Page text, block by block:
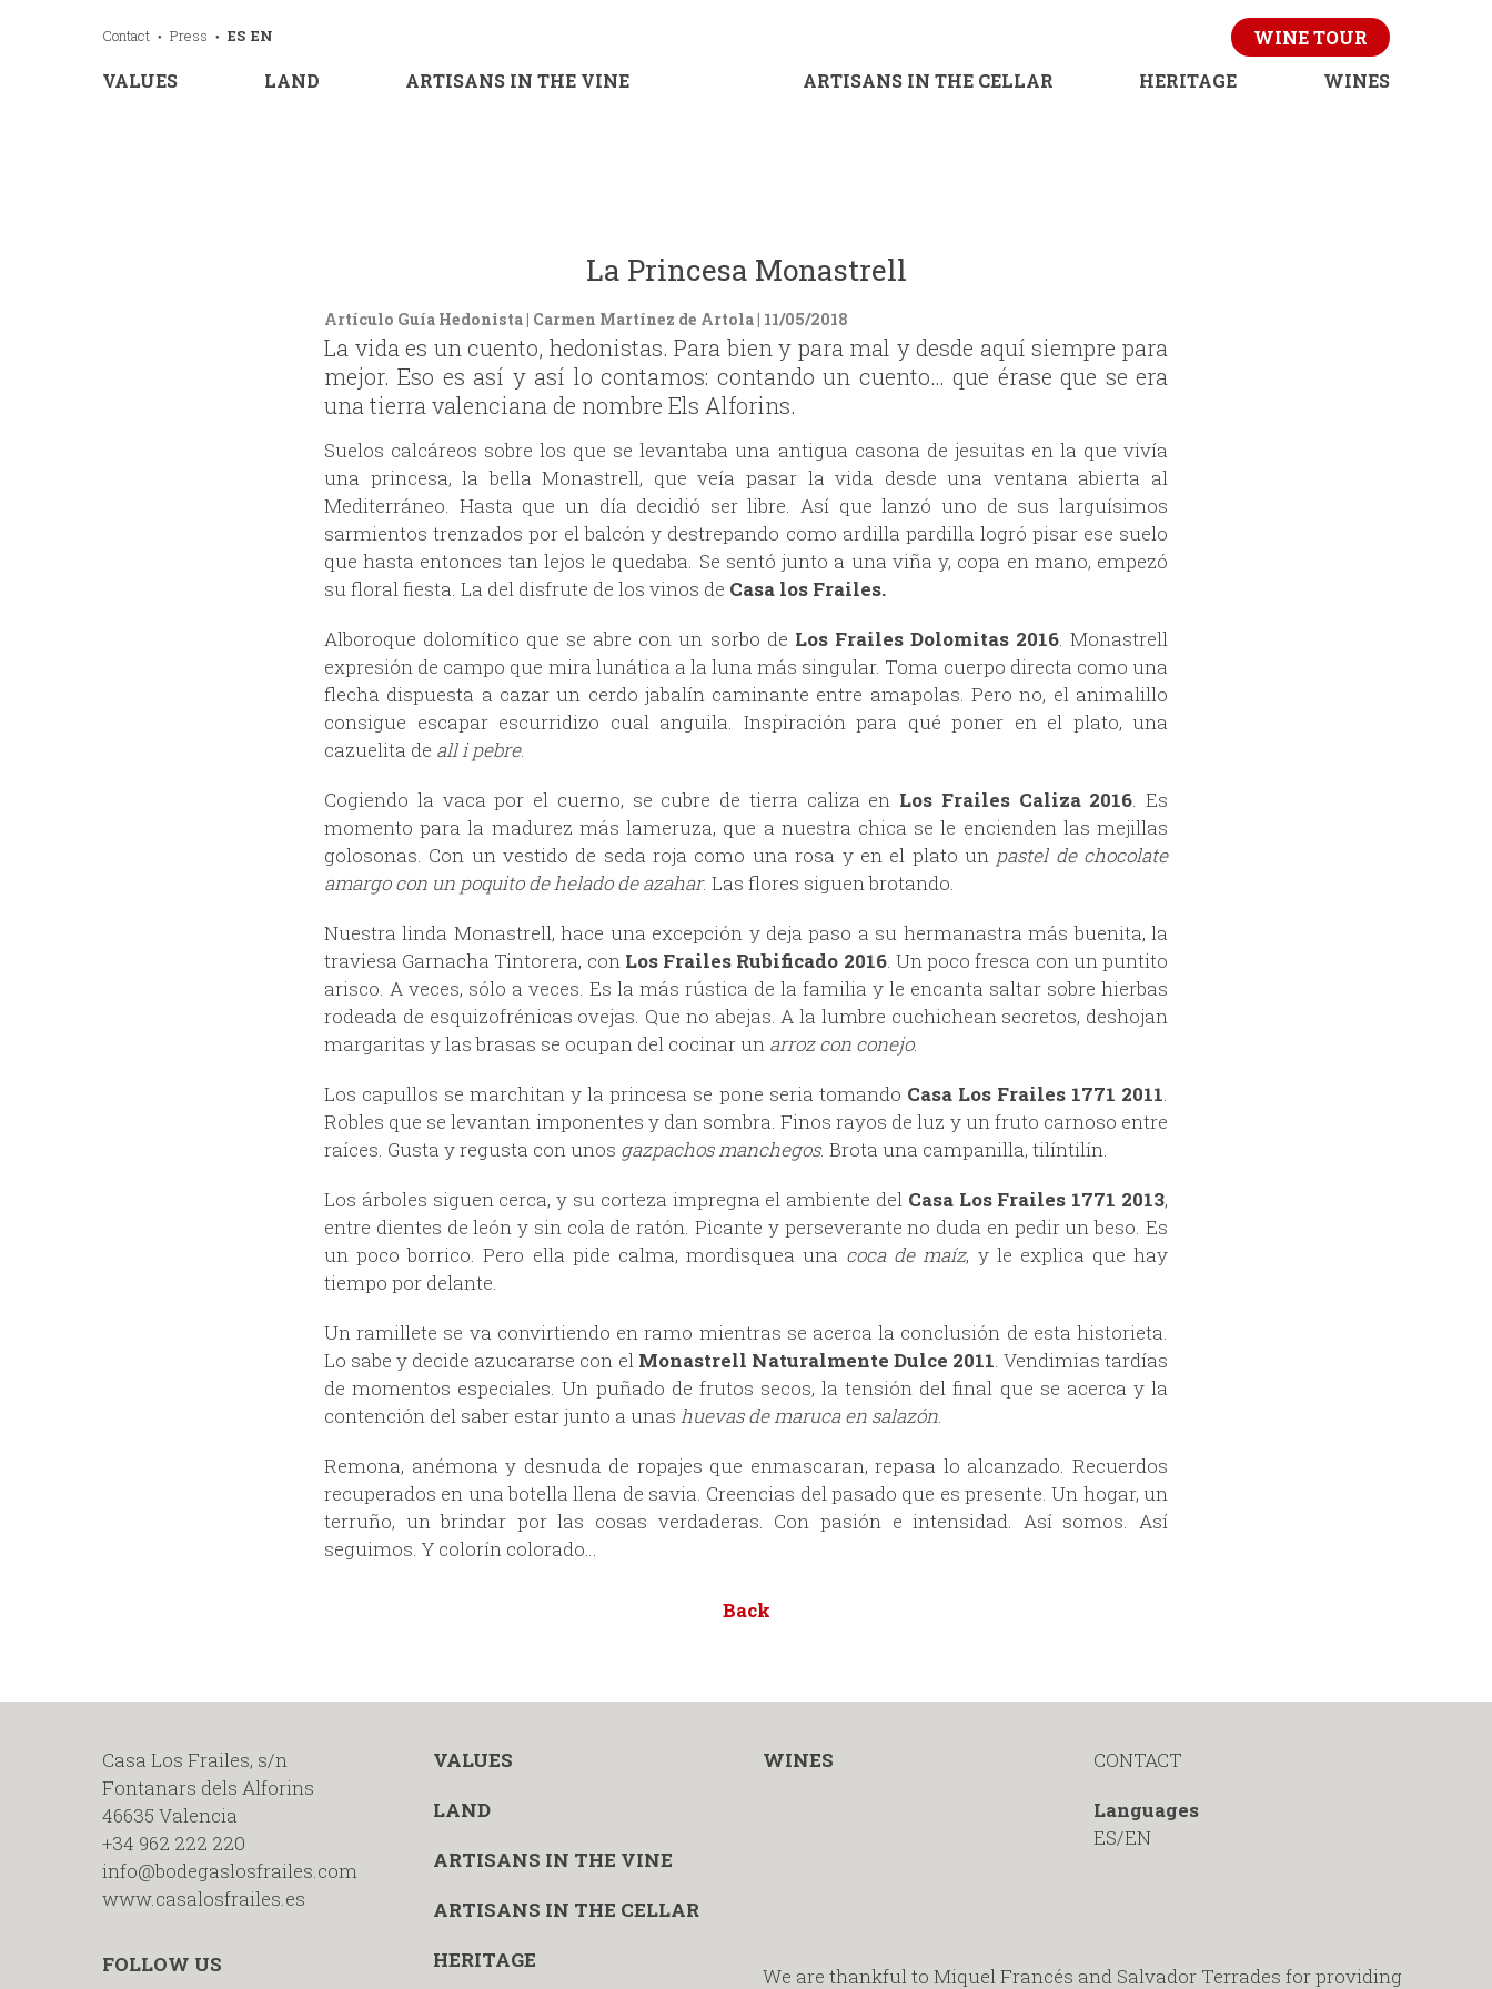
WINE TOUR
Contact Press ES EN
VALUES LAND ARTISANS IN THE VINE ARTISANS IN THE CELLAR HERITAGE WINES
La Princesa Monastrell
Artículo Guía Hedonista | Carmen Martínez de Artola | 11/05/2018
La vida es un cuento, hedonistas. Para bien y para mal y desde aquí siempre para
mejor. Eso es así y así lo contamos: contando un cuento… que érase que se era
una tierra valenciana de nombre Els Alforins.
Suelos calcáreos sobre los que se levantaba una antigua casona de jesuitas en la que vivía
una princesa, la bella Monastrell, que veía pasar la vida desde una ventana abierta al
Mediterráneo. Hasta que un día decidió ser libre. Así que lanzó uno de sus larguísimos
sarmientos trenzados por el balcón y destrepando como ardilla pardilla logró pisar ese suelo
que hasta entonces tan lejos le quedaba. Se sentó junto a una viña y, copa en mano, empezó
su floral fiesta. La del disfrute de los vinos de Casa los Frailes.
Alboroque dolomítico que se abre con un sorbo de Los Frailes Dolomitas 2016. Monastrell
expresión de campo que mira lunática a la luna más singular. Toma cuerpo directa como una
flecha dispuesta a cazar un cerdo jabalín caminante entre amapolas. Pero no, el animalillo
consigue escapar escurridizo cual anguila. Inspiración para qué poner en el plato, una
cazuelita de all i pebre.
Cogiendo la vaca por el cuerno, se cubre de tierra caliza en Los Frailes Caliza 2016. Es
momento para la madurez más lameruza, que a nuestra chica se le encienden las mejillas
golosonas. Con un vestido de seda roja como una rosa y en el plato un pastel de chocolate
amargo con un poquito de helado de azahar. Las flores siguen brotando.
Nuestra linda Monastrell, hace una excepción y deja paso a su hermanastra más buenita, la
traviesa Garnacha Tintorera, con Los Frailes Rubificado 2016. Un poco fresca con un puntito
arisco. A veces, sólo a veces. Es la más rústica de la familia y le encanta saltar sobre hierbas
rodeada de esquizofrénicas ovejas. Que no abejas. A la lumbre cuchichean secretos, deshojan
margaritas y las brasas se ocupan del cocinar un arroz con conejo.
Los capullos se marchitan y la princesa se pone seria tomando Casa Los Frailes 1771 2011.
Robles que se levantan imponentes y dan sombra. Finos rayos de luz y un fruto carnoso entre
raíces. Gusta y regusta con unos gazpachos manchegos. Brota una campanilla, tilíntilín.
Los árboles siguen cerca, y su corteza impregna el ambiente del Casa Los Frailes 1771 2013,
entre dientes de león y sin cola de ratón. Picante y perseverante no duda en pedir un beso. Es
un poco borrico. Pero ella pide calma, mordisquea una coca de maíz, y le explica que hay
tiempo por delante.
Un ramillete se va convirtiendo en ramo mientras se acerca la conclusión de esta historieta.
Lo sabe y decide azucararse con el Monastrell Naturalmente Dulce 2011. Vendimias tardías
de momentos especiales. Un puñado de frutos secos, la tensión del final que se acerca y la
contención del saber estar junto a unas huevas de maruca en salazón.
Remona, anémona y desnuda de ropajes que enmascaran, repasa lo alcanzado. Recuerdos
recuperados en una botella llena de savia. Creencias del pasado que es presente. Un hogar, un
terruño, un brindar por las cosas verdaderas. Con pasión e intensidad. Así somos. Así
seguimos. Y colorín colorado…
Back
Casa Los Frailes, s/n
Fontanars dels Alforins
46635 Valencia
+34 962 222 220
info@bodegaslosfrailes.com
www.casalosfrailes.es
FOLLOW US
VALUES
LAND
ARTISANS IN THE VINE
ARTISANS IN THE CELLAR
HERITAGE
WINES
CONTACT
Languages
ES EN
We are thankful to Miquel Francés and Salvador Terrades for providing